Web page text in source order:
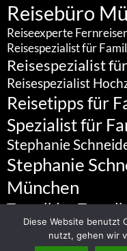
Reisebüro
Reiseexperte
Reisespezialist für
Reisespezialist
Reisespezialist
Reisetipps für
Spezialist für
Stephanie
Stephanie
München
Travelblog
Diese Website benutzt
nutzt, gehen wir